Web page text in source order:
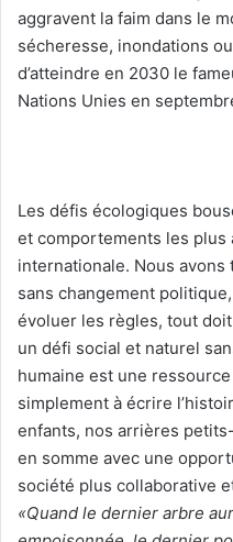
aggravent la faim dans le
sécheresse, inondations
d’atteindre en 2030 le
Nations Unies en
Les défis écologiques
et comportements les plus
internationale. Nous
sans changement
évoluer les règles, tout
un défi social et naturel
humaine est une
simplement à écrire
enfants, nos arrières
en somme avec une
société plus collaborative
«Quand le dernier arbre